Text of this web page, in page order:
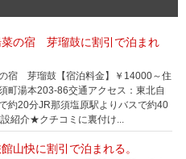
の宿 芽瑠鼓に割引で泊まれ
宿 芽瑠鼓【宿泊料金】￥14000～住
町湯本203-86交通アクセス：東北自
約20分JR那須塩原駅よりバスで約40
紹介★クチコミに裏付け...
山快に割引で泊まれる。